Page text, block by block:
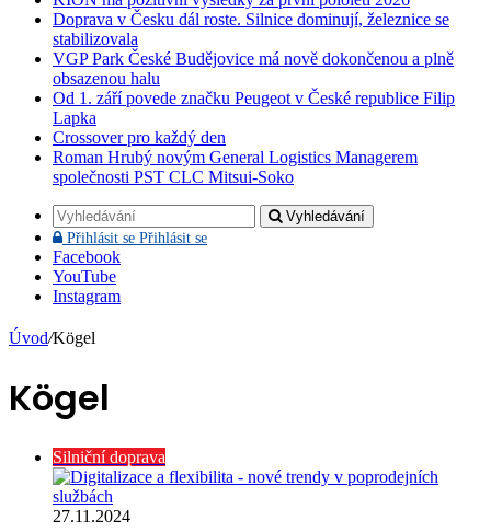
Doprava v Česku dál roste. Silnice dominují, železnice se
stabilizovala
VGP Park České Budějovice má nově dokončenou a plně
obsazenou halu
Od 1. září povede značku Peugeot v České republice Filip
Lapka
Crossover pro každý den
Roman Hrubý novým General Logistics Managerem
společnosti PST CLC Mitsui-Soko
Vyhledávání
Přihlásit se Přihlásit se
Facebook
YouTube
Instagram
Úvod/Kögel
Kögel
Silniční doprava
27.11.2024